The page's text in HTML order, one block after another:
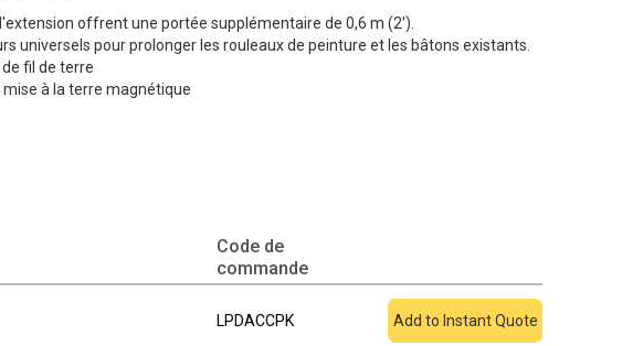
offrent une portée supplémentaire de 0,6 m (2').
universels pour prolonger les rouleaux de peinture et les bâtons existants.
fil de terre
mise à la terre magnétique
Code de
commande
LPDACCPK Add to Instant Quote